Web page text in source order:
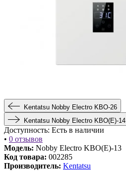
Kentatsu Nobby Electro KBO-26
Kentatsu Nobby Electro KBO(E)-14
Доступность: Есть в наличии
• 0 отзывов
Модель: Nobby Electro KBO(E)-13
Код товара: 002285
Производитель: Kentatsu